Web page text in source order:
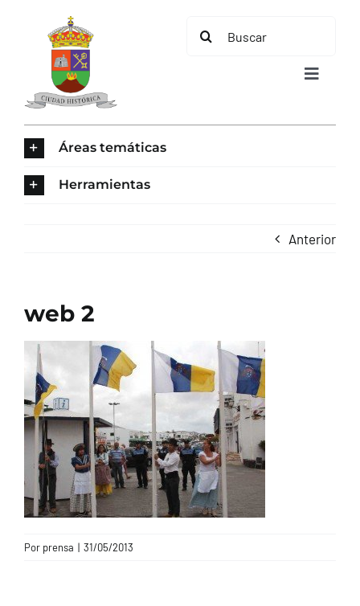
contenido
Buscar:
Toggle
CONTACTO
Áreas temáticas
Herramientas
Anterior
web 2
Por prensa | 31/05/2013